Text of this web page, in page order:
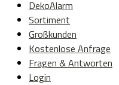
DekoAlarm
Sortiment
Großkunden
Kostenlose Anfrage
Fragen & Antworten
Login